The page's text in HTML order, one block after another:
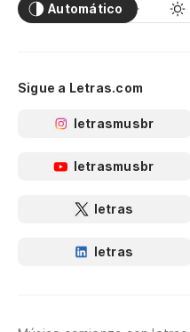
Automático
Sigue a Letras.com
letrasmusbr
letrasmusbr
letras
letras